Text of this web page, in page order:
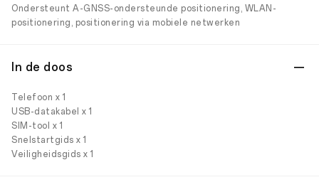
Ondersteunt A-GNSS-ondersteunde positionering, WLAN-
positionering, positionering via mobiele netwerken
In de doos
Telefoon x 1
USB-datakabel x 1
SIM-tool x 1
Snelstartgids x 1
Veiligheidsgids x 1